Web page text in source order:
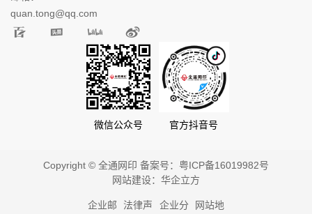
quan.tong@qq.com
微信公众号 官方抖音号
Copyright © 全通网印 备案号： 粤ICP备16019982号
网站建设： 华企立方
企业邮
法律声
企业分
网站地